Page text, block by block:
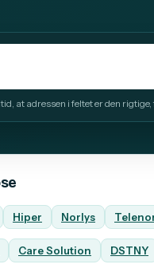
at adressen i feltet er den rigtige,
Hiper Norlys
Care Solution DSTNY